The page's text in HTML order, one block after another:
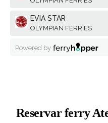
Reservar ferry